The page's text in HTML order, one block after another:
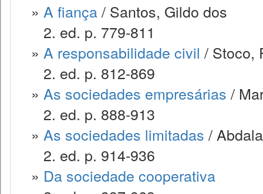
» A fiança/ Santos, Gildo dos
2. ed. p. 779-811
» A responsabilidade civil / Stoco,
2. ed. p. 812-869
» As sociedades empresárias /
2. ed. p. 888-913
» As sociedades limitadas /
2. ed. p. 914-936
» Da sociedade cooperativa